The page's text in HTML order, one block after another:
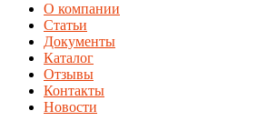
О компании
Статьи
Документы
Каталог
Отзывы
Контакты
Новости